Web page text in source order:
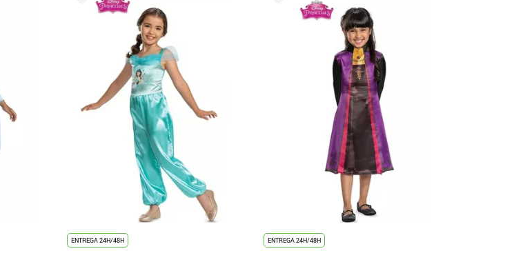
ENTREGA 24H/48H ENTREGA 24H/48H